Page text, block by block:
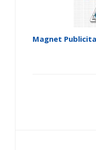
Magnet